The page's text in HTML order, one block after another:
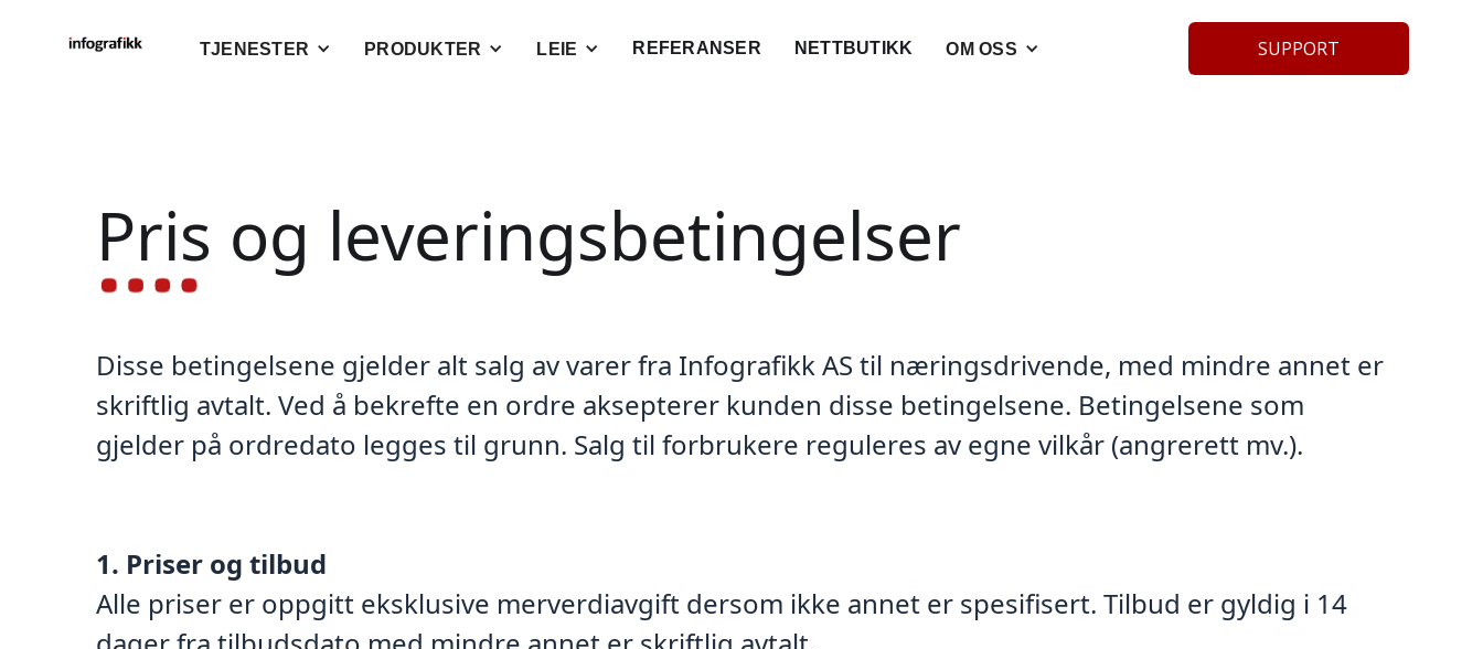
TJENESTER PRODUKTER LEIE REFERANSER NETTBUTIKK OM OSS SUPPORT
Pris og leveringsbetingelser
Disse betingelsene gjelder alt salg av varer fra Infografikk AS til næringsdrivende, med mindre annet er
skriftlig avtalt. Ved å bekrefte en ordre aksepterer kunden disse betingelsene. Betingelsene som
gjelder på ordredato legges til grunn. Salg til forbrukere reguleres av egne vilkår (angrerett mv.).
1. Priser og tilbud
Alle priser er oppgitt eksklusive merverdiavgift dersom ikke annet er spesifisert. Tilbud er gyldig i 14